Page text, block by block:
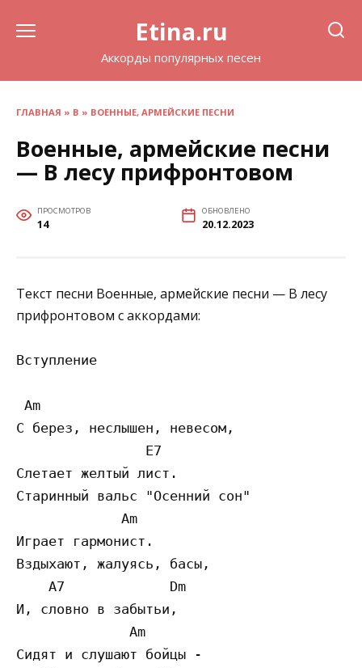
Etina.ru
Аккорды популярных песен
ГЛАВНАЯ » В » ВОЕННЫЕ, АРМЕЙСКИЕ ПЕСНИ
Военные, армейские песни
— В лесу прифронтовом
ПРОСМОТРОВ
14
ОБНОВЛЕНО
20.12.2023
Текст песни Военные, армейские песни — В лесу
прифронтовом с аккордами:
Вступление
Am
С берез, неслышен, невесом,
                E7
Слетает желтый лист.
Старинный вальс "Осенний сон"
             Am
Играет гармонист.
Вздыхают, жалуясь, басы,
    A7             Dm
И, словно в забытьи,
              Am
Сидят и слушают бойцы -